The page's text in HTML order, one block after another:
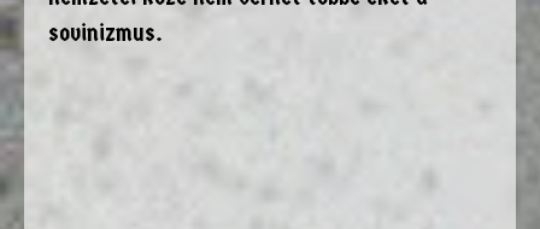
sovinizmus.